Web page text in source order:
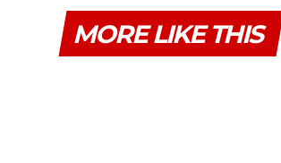
MORE LIKE THIS